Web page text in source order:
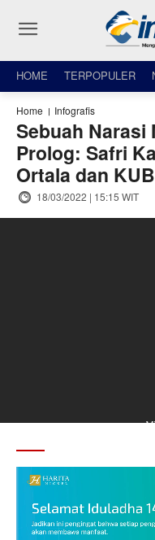
HOME TERPOPULER
Home Infografis
Sebuah Narasi
Prolog: Safri
Ortala dan
18/03/2022 | 15:15 WIT